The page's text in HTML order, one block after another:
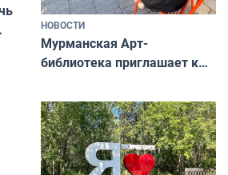
НОВОСТИ
Мурманская Арт-
библиотека приглашает к
и фотографов